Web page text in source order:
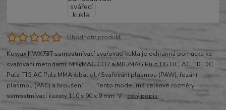
Ohodnotit produkt
Kowax KWX73T samostmívací svařovací kukla je ochranná pomůcka ke
svařování metodami: MIG/MAG CO2 a MIG/MAG Pulz TIG DC, AC, TIG DC
Pulz, TIG AC Pulz MMA /obal.el./ Svařování plasmou (PAW), řezání
plasmou (PAC) a broušení Tento model má celkové rozměry
samostmívací kazety 110 x 90 x 9 mm. V...celý popis